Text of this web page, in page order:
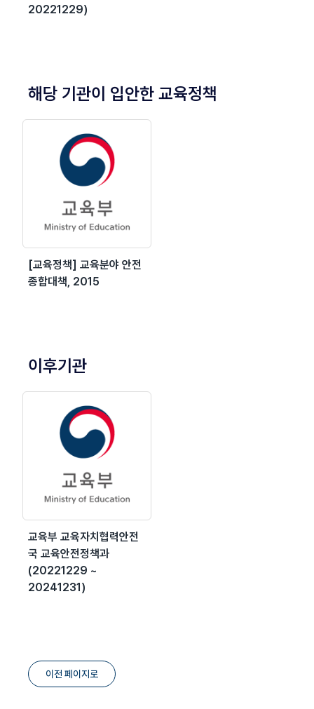
20221229)
해당 기관이 입안한 교육정책
[교육정책] 교육분야 안전
종합대책, 2015
이후기관
교육부 교육자치협력안전
국 교육안전정책과
(20221229 ~
20241231)
이전 페이지로